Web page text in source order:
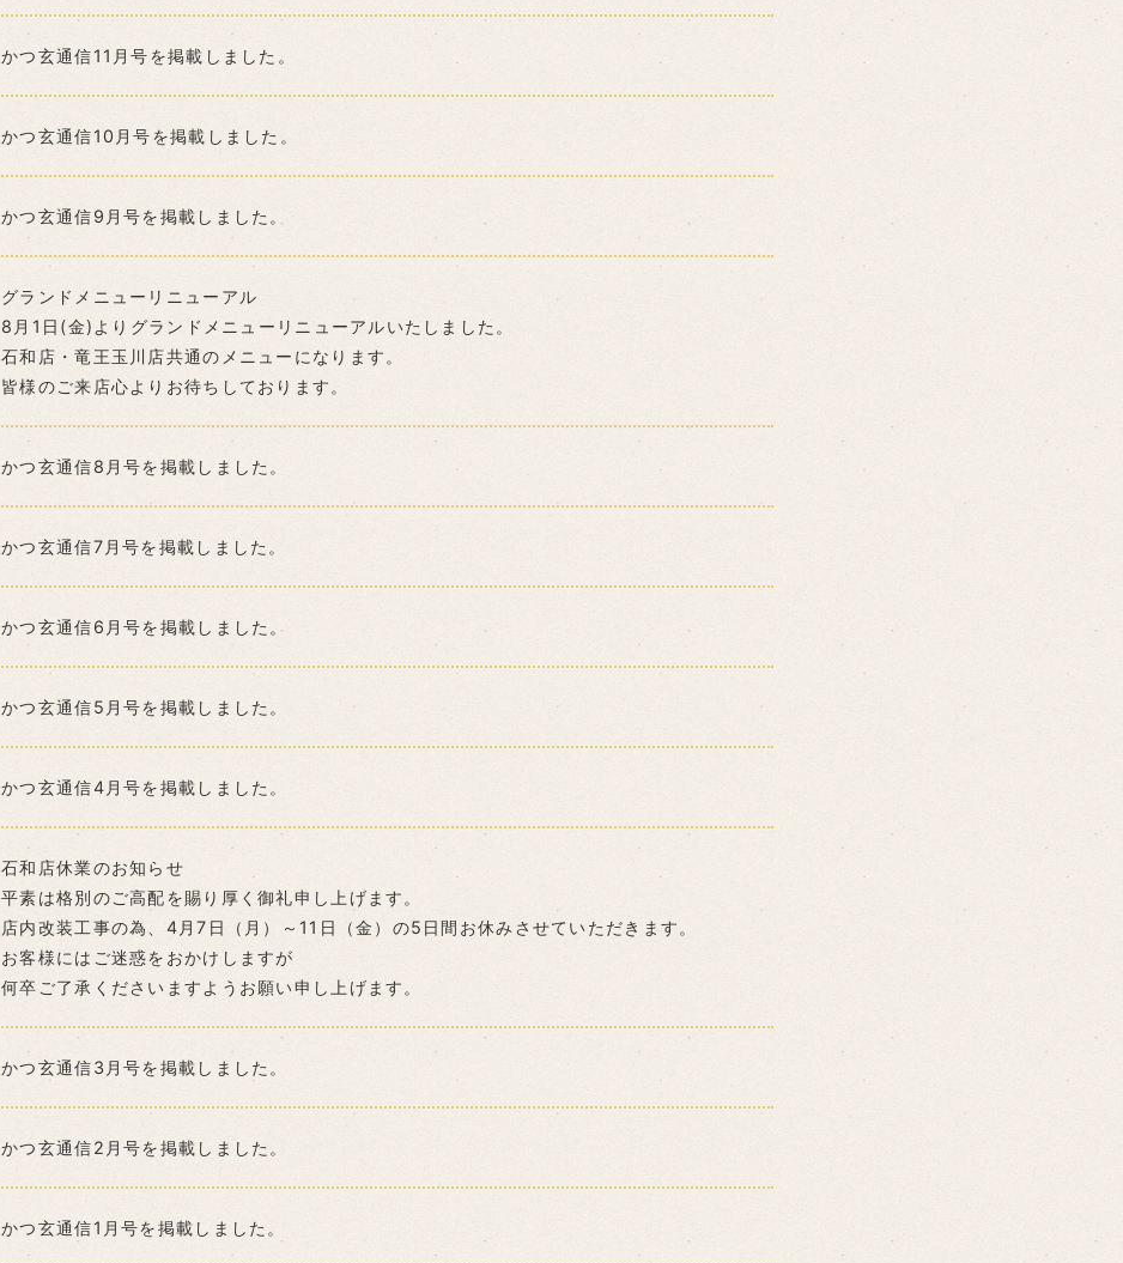
かつ玄通信11月号を掲載しました。
かつ玄通信10月号を掲載しました。
かつ玄通信9月号を掲載しました。
グランドメニューリニューアル
8月1日(金)よりグランドメニューリニューアルいたしました。
石和店・竜王玉川店共通のメニューになります。
皆様のご来店心よりお待ちしております。
かつ玄通信8月号を掲載しました。
かつ玄通信7月号を掲載しました。
かつ玄通信6月号を掲載しました。
かつ玄通信5月号を掲載しました。
かつ玄通信4月号を掲載しました。
石和店休業のお知らせ
平素は格別のご高配を賜り厚く御礼申し上げます。
店内改装工事の為、4月7日（月）～11日（金）の5日間お休みさせていただきます。
お客様にはご迷惑をおかけしますが
何卒ご了承くださいますようお願い申し上げます。
かつ玄通信3月号を掲載しました。
かつ玄通信2月号を掲載しました。
かつ玄通信1月号を掲載しました。